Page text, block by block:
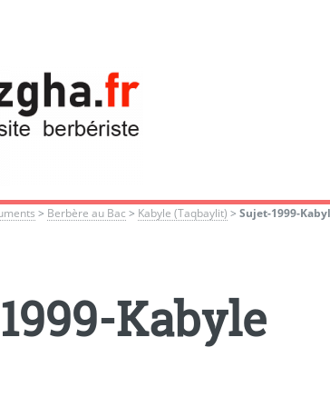
> Berbère au Bac > Kabyle (Taqbaylit) >Sujet-1999-
Kabyle